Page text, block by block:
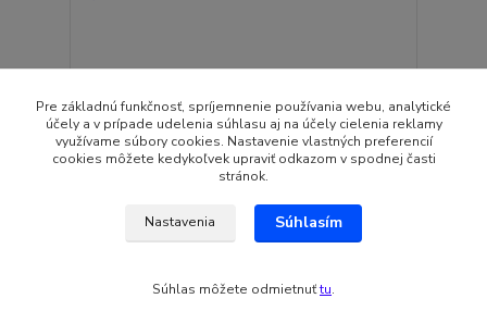
KAMERA IP APTI-AI508CA6-27135WP-Z - 5 Mpx
2.7 ... 13.5 mm - MOTOZOOM
99,27 EURbez DPH
Pre základnú funkčnosť, spríjemnenie používania webu, analytické
účely a v prípade udelenia súhlasu aj na účely cielenia reklamy
využívame súbory cookies. Nastavenie vlastných preferencií
cookies môžete kedykoľvek upraviť odkazom v spodnej časti
stránok.
Nastavenia Súhlasím
Súhlas môžete odmietnuťtu.